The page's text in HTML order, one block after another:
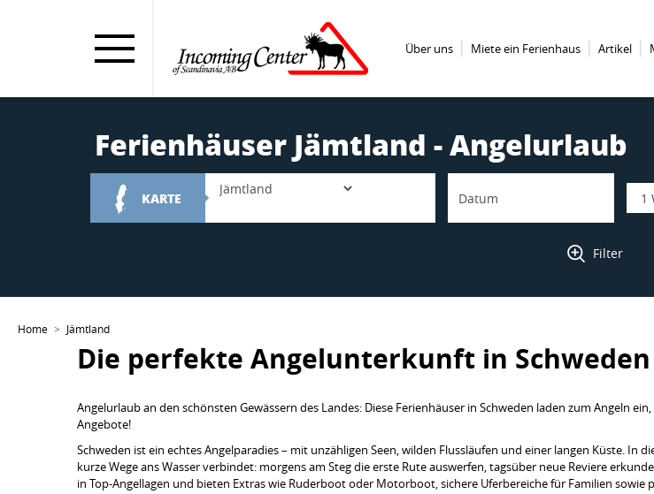
Über uns Miete ein Ferienhaus Artikel
Ferienhäuser Jämtland - Angelurlaub
KARTE
Filter
Home Jämtland
Die perfekte Angelunterkunft in Schweden
Angelurlaub an den schönsten Gewässern des Landes: Diese Ferienhäuser in Schweden laden zum Angeln
Angebote!
Schweden ist ein echtes Angelparadies – mit unzähligen Seen, wilden Flussläufen und einer langen Küste. In
kurze Wege ans Wasser verbindet: morgens am Steg die erste Rute auswerfen, tagsüber neue Reviere
in Top-Angellagen und bieten Extras wie Ruderboot oder Motorboot, sichere Uferbereiche für Familien sowie